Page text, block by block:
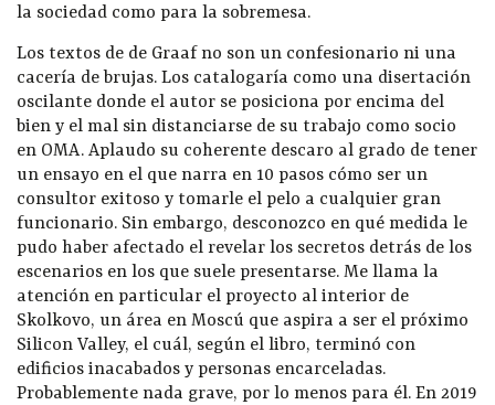
la sociedad como para la sobremesa.
Los textos de de Graaf no son un confesionario ni una
cacería de brujas. Los catalogaría como una disertación
oscilante donde el autor se posiciona por encima del
bien y el mal sin distanciarse de su trabajo como socio
en OMA. Aplaudo su coherente descaro al grado de tener
un ensayo en el que narra en 10 pasos cómo ser un
consultor exitoso y tomarle el pelo a cualquier gran
funcionario. Sin embargo, desconozco en qué medida le
pudo haber afectado el revelar los secretos detrás de los
escenarios en los que suele presentarse. Me llama la
atención en particular el proyecto al interior de
Skolkovo, un área en Moscú que aspira a ser el próximo
Silicon Valley, el cuál, según el libro, terminó con
edificios inacabados y personas encarceladas.
Probablemente nada grave, por lo menos para él. En 2019